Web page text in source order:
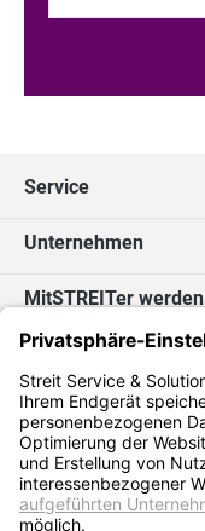
Service
Unternehmen
MitSTREITer werden
Kontakt
Social Media